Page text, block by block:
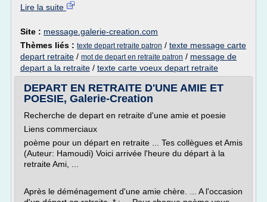
Lire la suite
Site : message.galerie-creation.com
Thèmes liés : texte depart retraite patron / texte message carte
depart retraite / mot de depart en retraite patron / message de
depart a la retraite / texte carte voeux depart retraite
DEPART EN RETRAITE D'UNE AMIE ET
POESIE, Galerie-Creation
Recherche de depart en retraite d'une amie et poesie
Liens commerciaux
poème pour un départ en retraite ... Tes collègues et Amis
(Auteur: Hamoudi) Voici arrivée l'heure du départ à la
retraite Ami, ...
Après le déménagement d'une amie chère. ... A l'occasion